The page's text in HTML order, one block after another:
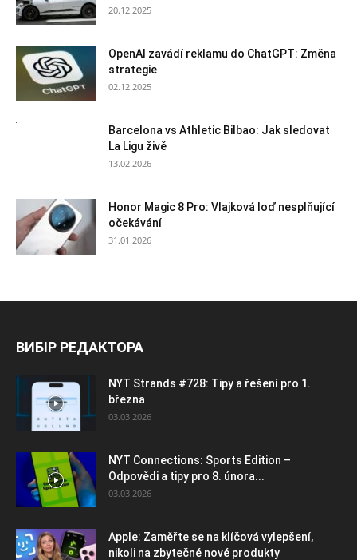
20.12.2025
OpenAI zavádí reklamu do ChatGPT: Změna
strategie
02.12.2025
Barcelona vs Athletic Bilbao: Jak sledovat
La Ligu živě
13.02.2026
Honor Magic 8 Pro: Vlajková loď nesplňující
očekávání
31.01.2026
ВИБІР РЕДАКТОРА
NYT Strands #728: Tipy a řešení pro 1.
března
03.03.2026
NYT Connections: Sports Edition –
Odpovědi a tipy pro 8. února...
03.03.2026
Apple: Zaměřte se na klíčová vylepšení,
nikoli na zbytečné nové produkty